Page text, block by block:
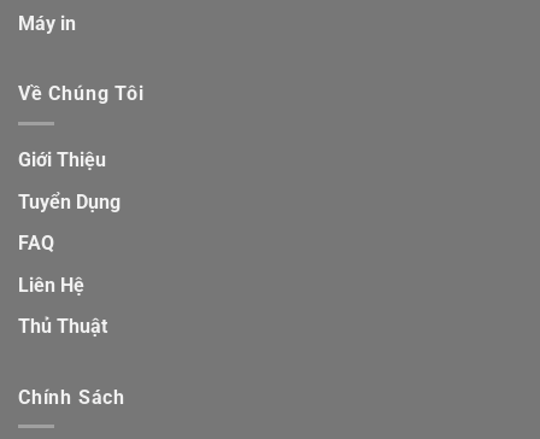
Máy in
Về Chúng Tôi
Giới Thiệu
Tuyển Dụng
FAQ
Liên Hệ
Thủ Thuật
Chính Sách